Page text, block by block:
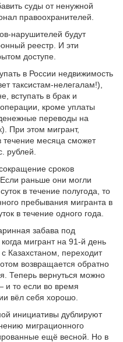
суды от ненужной
правоохранителей.
нарушителей будут
реестр. И эти
доступе.
в России недвижимость
таксистам-нелегалам!),
вступать в брак и
кроме уплаты
переводы на
При этом мигрант,
месяца сможет
рублей.
сроков
раньше они могли
в течение полугода, то
пребывания мигранта в
в течение одного года.
забава под
мигрант на 91-й день
Казахстаном, переходит
возвращается обратно
Теперь вернуться можно
и то если во время
вёл себя хорошо.
инициативы дублируют
миграционного
ещё весной. Но в